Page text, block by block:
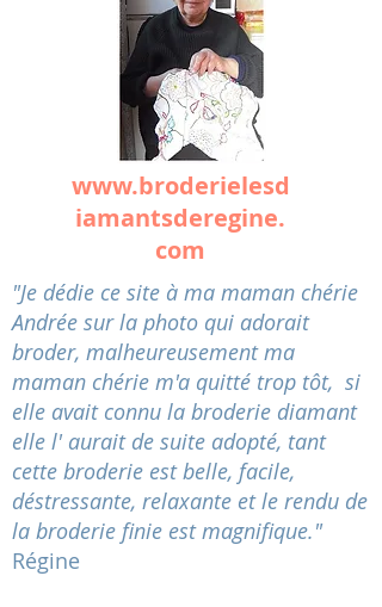
www.broderielesd
iamantsderegine.
com
"Je dédie ce site à ma maman chérie
Andrée sur la photo qui adorait
broder, malheureusement ma
maman chérie m'a quitté trop tôt, si
elle avait connu la broderie diamant
elle l' aurait de suite adopté, tant
cette broderie est belle, facile,
déstressante, relaxante et le rendu de
la broderie finie est magnifique."
Régine